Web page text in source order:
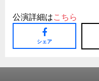
公演詳細はこちら
シェア